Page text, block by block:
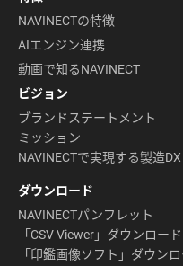
NAVINECTの特徴
AIエンジン連携
動画で知るNAVINECT
ビジョン
ブランドステートメント
ミッション
NAVINECTで実現する製造DX
ダウンロード
NAVINECTパンフレット
「CSV Viewer」ダウンロード
「印鑑画像ソフト」ダウン